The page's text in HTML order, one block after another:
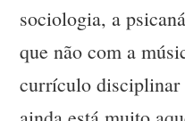
sociologia, a
que não com a
currículo disciplinar